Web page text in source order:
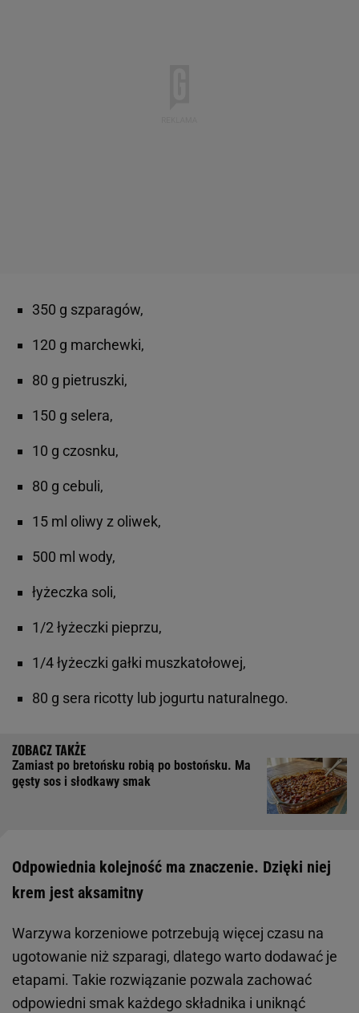
350 g szparagów,
120 g marchewki,
80 g pietruszki,
150 g selera,
10 g czosnku,
80 g cebuli,
15 ml oliwy z oliwek,
500 ml wody,
łyżeczka soli,
1/2 łyżeczki pieprzu,
1/4 łyżeczki gałki muszkatołowej,
80 g sera ricotty lub jogurtu naturalnego.
Zamiast po bretońsku robią po bostońsku. Ma
gęsty sos i słodkawy smak
Odpowiednia kolejność ma znaczenie. Dzięki niej
krem jest aksamitny
Warzywa korzeniowe potrzebują więcej czasu na
ugotowanie niż szparagi, dlatego warto dodawać je
etapami. Takie rozwiązanie pozwala zachować
odpowiedni smak każdego składnika i uniknąć